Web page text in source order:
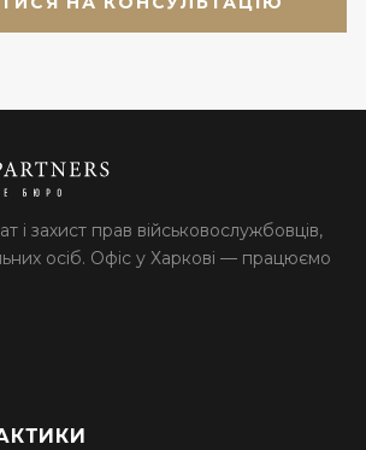
і захист прав військовослужбовців,
осіб. Офіс у Харкові — працюємо